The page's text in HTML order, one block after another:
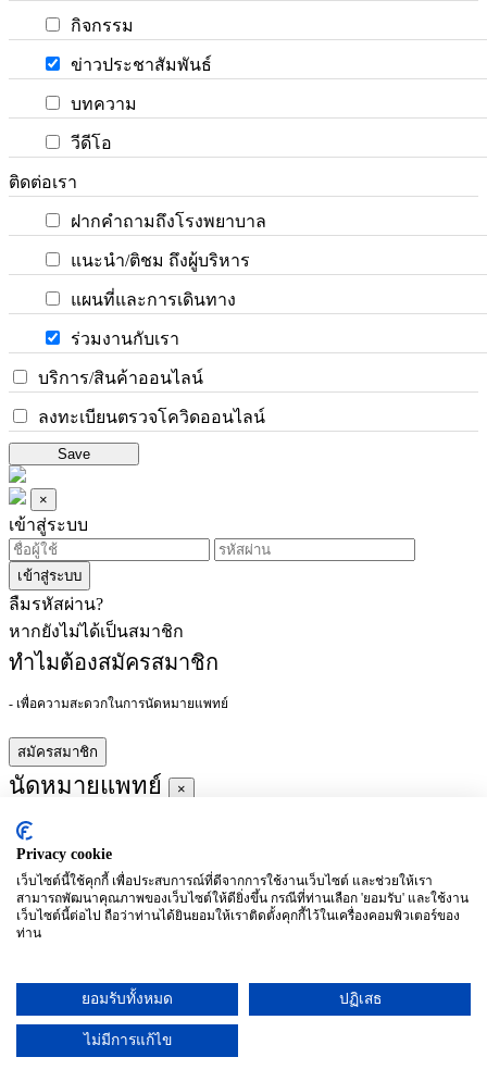
กิจกรรม
ข่าวประชาสัมพันธ์
บทความ
วีดีโอ
ติดต่อเรา
ฝากคำถามถึงโรงพยาบาล
แนะนำ/ติชม ถึงผู้บริหาร
แผนที่และการเดินทาง
ร่วมงานกับเรา
บริการ/สินค้าออนไลน์
ลงทะเบียนตรวจโควิดออนไลน์
Save
×
เข้าสู่ระบบ
เข้าสู่ระบบ
ลืมรหัสผ่าน?
หากยังไม่ได้เป็นสมาชิก
ทำไมต้องสมัครสมาชิก
- เพื่อความสะดวกในการนัดหมายแพทย์
สมัครสมาชิก
นัดหมายแพทย์ ×
ผู้ชำนาญการ
ประจำ :
อาทิตย์
จันทร์
(27/09)
อังคาร
(28/09)
พุธ
พฤหัสบดี
ศุกร์
เสาร์
Privacy cookie
เว็บไซต์นี้ใช้คุกกี้ เพื่อประสบการณ์ที่ดีจากการใช้งานเว็บไซต์ และช่วยให้เรา
สามารถพัฒนาคุณภาพของเว็บไซต์ให้ดียิ่งขึ้น กรณีที่ท่านเลือก 'ยอมรับ' และใช้งาน
เว็บไซต์นี้ต่อไป ถือว่าท่านได้ยินยอมให้เราติดตั้งคุกกี้ไว้ในเครื่องคอมพิวเตอร์ของ
ท่าน
ยอมรับทั้งหมด ปฏิเสธ
ไม่มีการแก้ไข